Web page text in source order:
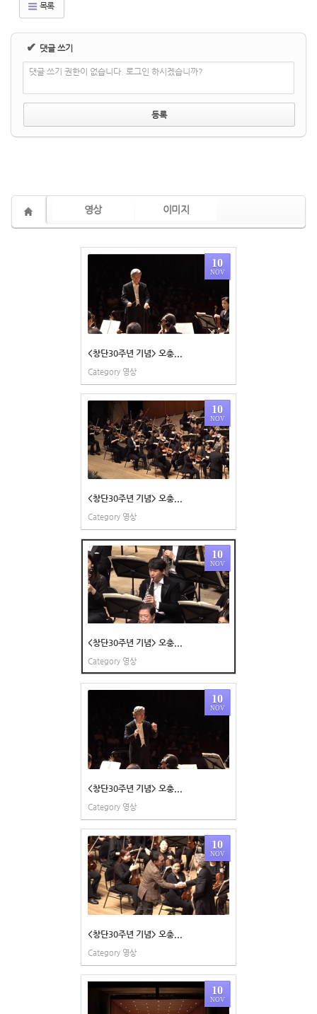
목록
✔ 댓글 쓰기
댓글 쓰기 권한이 없습니다. 로그인 하시겠습니까?
영상 이미지
10
NOV
<창단30주년 기념> 오충...
Category 영상
10
NOV
<창단30주년 기념> 오충...
Category 영상
10
NOV
<창단30주년 기념> 오충...
Category 영상
10
NOV
<창단30주년 기념> 오충...
Category 영상
10
NOV
<창단30주년 기념> 오충...
Category 영상
10
NOV